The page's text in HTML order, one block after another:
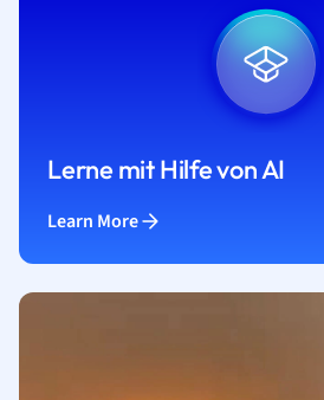
Lerne mit Hilfe von AI
Learn More